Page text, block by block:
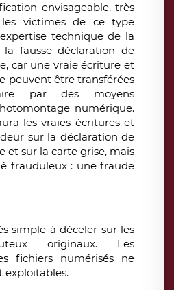
envisageable, très
victimes de ce type
technique de la
fausse déclaration de
car une vraie écriture et
peuvent être transférées
par des moyens
numérique.
les vraies écritures et
sur la déclaration de
et sur la carte grise, mais
frauduleux : une fraude
simple à déceler sur les
originaux. Les
fichiers numérisés ne
exploitables.